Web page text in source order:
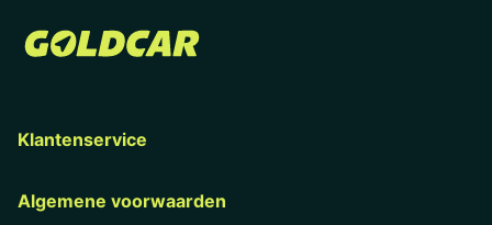
Klantenservice
Algemene voorwaarden